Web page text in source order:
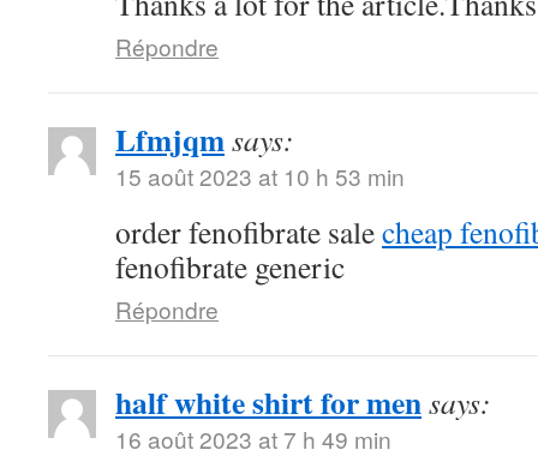
Répondre
Lfmjqmsays:
15 août 2023 at 10 h 53 min
order fenofibrate salecheap
fenofibrate generic
Répondre
half white shirt for mensays:
16 août 2023 at 7 h 49 min